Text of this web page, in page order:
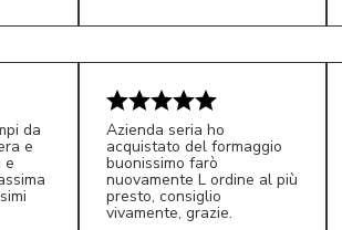
da
e
e
Azienda seria ho
acquistato del formaggio
buonissimo farò
nuovamente L ordine al più
presto, consiglio
vivamente, grazie.